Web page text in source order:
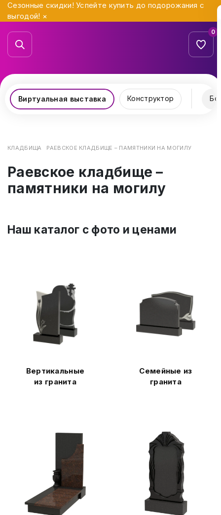
Сезонные скидки! Успейте купить до подорожания с
выгодой! ×
0
Виртуальная выставка Конструктор
КЛАДБИЩА РАЕВСКОЕ КЛАДБИЩЕ – ПАМЯТНИКИ НА МОГИЛУ
Раевское кладбище –
памятники на могилу
Наш каталог c фото и ценами
Вертикальные
из гранита
Семейные из
гранита